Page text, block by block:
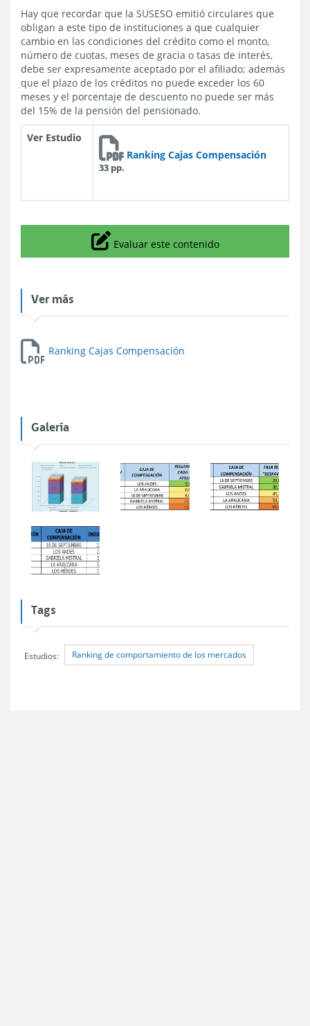
Hay que recordar que la SUSESO emitió circulares que
obligan a este tipo de instituciones a que cualquier
cambio en las condiciones del crédito como el monto,
número de cuotas, meses de gracia o tasas de interés,
debe ser expresamente aceptado por el afiliado; además
que el plazo de los créditos no puede exceder los 60
meses y el porcentaje de descuento no puede ser más
del 15% de la pensión del pensionado.
Ver Estudio
Ranking Cajas Compensación
33 pp.
Icono
Evaluar este contenido
Ver más
Ranking Cajas Compensación
Galería
Tags
Estudios: Ranking de comportamiento de los mercados